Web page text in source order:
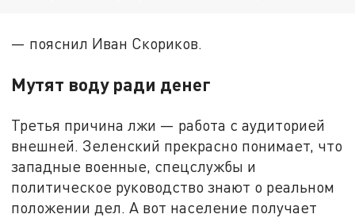
— пояснил Иван Скориков.
Мутят воду ради денег
Третья причина лжи — работа с аудиторией
внешней. Зеленский прекрасно понимает, что
западные военные, спецслужбы и
политическое руководство знают о реальном
положении дел. А вот население получает